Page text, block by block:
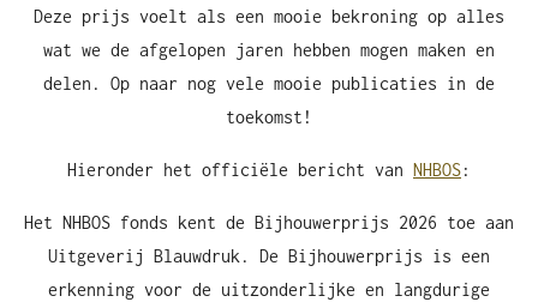
Deze prijs voelt als een mooie bekroning op alles
wat we de afgelopen jaren hebben mogen maken en
delen. Op naar nog vele mooie publicaties in de
toekomst!
Hieronder het officiële bericht van NHBOS:
Het NHBOS fonds kent de Bijhouwerprijs 2026 toe aan
Uitgeverij Blauwdruk. De Bijhouwerprijs is een
erkenning voor de uitzonderlijke en langdurige